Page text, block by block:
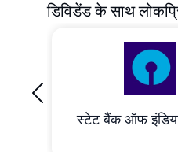
डिविडेंड के साथ
स्टेट बैंक ऑफ
‹